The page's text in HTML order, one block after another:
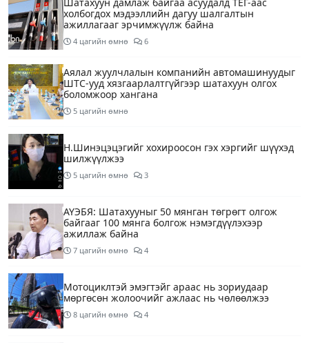
холбогдох мэдээллийн дагуу шалгалтын
ажиллагааг эрчимжүүлж байна
4 цагийн өмнө 6
Аялал жуулчлалын компанийн автомашинуудыг
ШТС-ууд хязгаарлалтгүйгээр шатахуун олгох
боломжоор хангана
5 цагийн өмнө
Н.Шинэцэцэгийг хохироосон гэх хэргийг шүүхэд
шилжүүлжээ
5 цагийн өмнө 3
АҮЭБЯ: Шатахууныг 50 мянган төгрөгт олгож
байгааг 100 мянга болгож нэмэгдүүлэхээр
ажиллаж байна
7 цагийн өмнө 4
Мотоциклтэй эмэгтэйг араас нь зориудаар
мөргөсөн жолоочийг ажлаас нь чөлөөлжээ
8 цагийн өмнө 4